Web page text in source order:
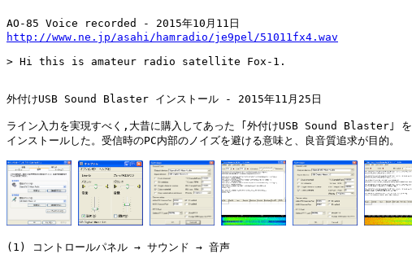
http://www.ne.jp/asahi/hamradio/je9pel/51011fx4.wav
> Hi this is amateur radio satellite Fox-1.
外付けUSB Sound Blaster インストール - 2015年11月25日
ライン入力を実現すべく,大昔に購入してあった ｢外付けUSB Sound Blaster｣ を
インストールした。受信時のPC内部のノイズを避ける意味と、良音質追求が目的。
(1) コントロールパネル → サウンド → 音声